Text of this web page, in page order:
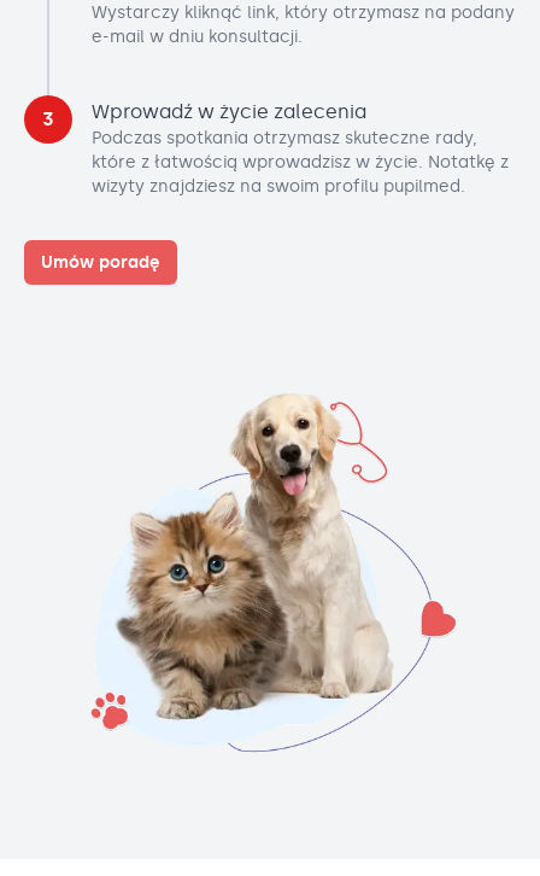
Wystarczy kliknąć link, który otrzymasz na podany
e-mail w dniu konsultacji.
3 Wprowadź w życie zalecenia
Podczas spotkania otrzymasz skuteczne rady,
które z łatwością wprowadzisz w życie. Notatkę z
wizyty znajdziesz na swoim profilu pupilmed.
Umów poradę